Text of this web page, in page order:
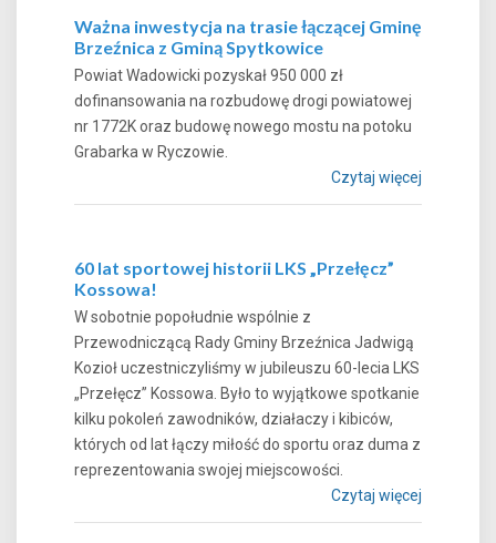
Ważna inwestycja na trasie łączącej Gminę
Brzeźnica z Gminą Spytkowice
Powiat Wadowicki pozyskał 950 000 zł
dofinansowania na rozbudowę drogi powiatowej
nr 1772K oraz budowę nowego mostu na potoku
Grabarka w Ryczowie.
Czytaj więcej
60 lat sportowej historii LKS „Przełęcz”
Kossowa!
W sobotnie popołudnie wspólnie z
Przewodniczącą Rady Gminy Brzeźnica Jadwigą
Kozioł uczestniczyliśmy w jubileuszu 60-lecia LKS
„Przełęcz” Kossowa. Było to wyjątkowe spotkanie
kilku pokoleń zawodników, działaczy i kibiców,
których od lat łączy miłość do sportu oraz duma z
reprezentowania swojej miejscowości.
Czytaj więcej